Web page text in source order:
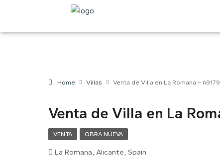
Home Villas Venta de Villa en La Romana – n9179
Venta de Villa en La
VENTA OBRA NUEVA
La Romana, Alicante, Spain